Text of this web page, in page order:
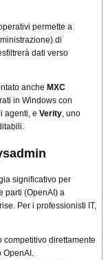
permette a
di
dati verso
anche MXC
in Windows con
agenti, e Verity , uno
significativo per
parti (OpenAI) a
Per i professionisti IT,
direttamente